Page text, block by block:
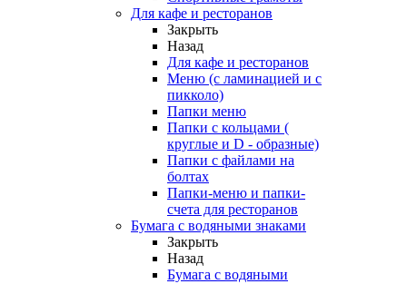
Для кафе и ресторанов
Закрыть
Назад
Для кафе и ресторанов
Меню (с ламинацией и с
пикколо)
Папки меню
Папки с кольцами (
круглые и D - образные)
Папки с файлами на
болтах
Папки-меню и папки-
счета для ресторанов
Бумага с водяными знаками
Закрыть
Назад
Бумага с водяными